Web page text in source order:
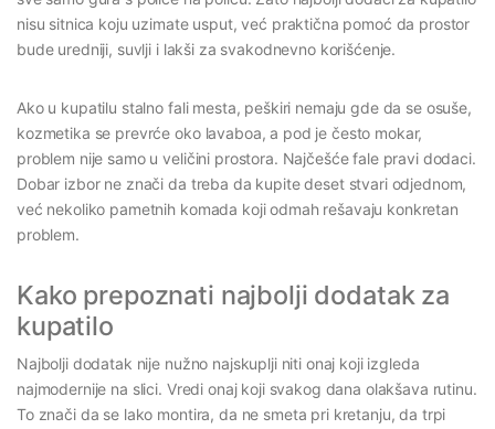
nisu sitnica koju uzimate usput, već praktična pomoć da prostor
bude uredniji, suvlji i lakši za svakodnevno korišćenje.
Ako u kupatilu stalno fali mesta, peškiri nemaju gde da se osuše,
kozmetika se prevrće oko lavaboa, a pod je često mokar,
problem nije samo u veličini prostora. Najčešće fale pravi dodaci.
Dobar izbor ne znači da treba da kupite deset stvari odjednom,
već nekoliko pametnih komada koji odmah rešavaju konkretan
problem.
Kako prepoznati najbolji dodatak za
kupatilo
Najbolji dodatak nije nužno najskuplji niti onaj koji izgleda
najmodernije na slici. Vredi onaj koji svakog dana olakšava rutinu.
To znači da se lako montira, da ne smeta pri kretanju, da trpi